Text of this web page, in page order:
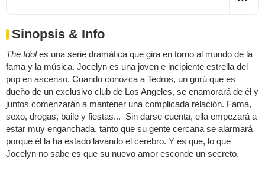
Sinopsis & Info
The Idoles una serie dramática que gira en torno al mundo de la
fama y la música. Jocelyn es una joven e incipiente estrella del
pop en ascenso. Cuando conozca a Tedros, un gurú que es
dueño de un exclusivo club de Los Angeles, se enamorará de él y
juntos comenzarán a mantener una complicada relación. Fama,
sexo, drogas, baile y fiestas... Sin darse cuenta, ella empezará a
estar muy enganchada, tanto que su gente cercana se alarmará
porque él la ha estado lavando el cerebro. Y es que, lo que
Jocelyn no sabe es que su nuevo amor esconde un secreto.